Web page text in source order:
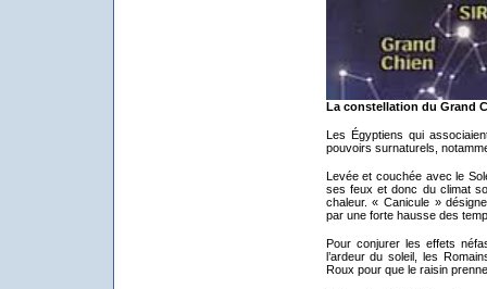
La constellation du Grand
Les Égyptiens qui
pouvoirs surnaturels,
Levée et couchée avec le
ses feux et donc du climat
chaleur. « Canicule »
par une forte hausse des
Pour conjurer les effets
l’ardeur du soleil, les
Roux pour que le raisin